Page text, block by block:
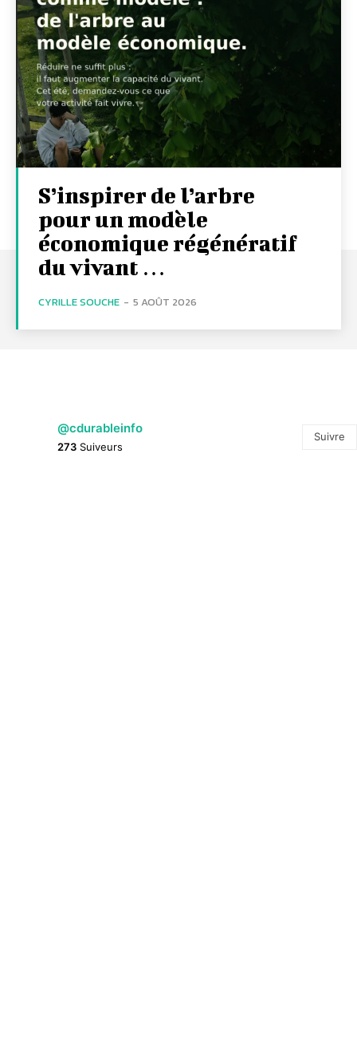
S’inspirer de l’arbre
pour un modèle
économique régénératif
du vivant …
CYRILLE SOUCHE - 5 AOÛT 2026
@cdurableinfo
273 Suiveurs
Suivre